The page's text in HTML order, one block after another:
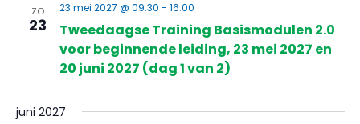
ZO
23
Tweedaagse Training Basismodulen 2.0
voor beginnende leiding, 23 mei 2027 en
20 juni 2027 (dag 1 van 2)
23 mei 2027 @ 09:30 - 16:00
juni 2027